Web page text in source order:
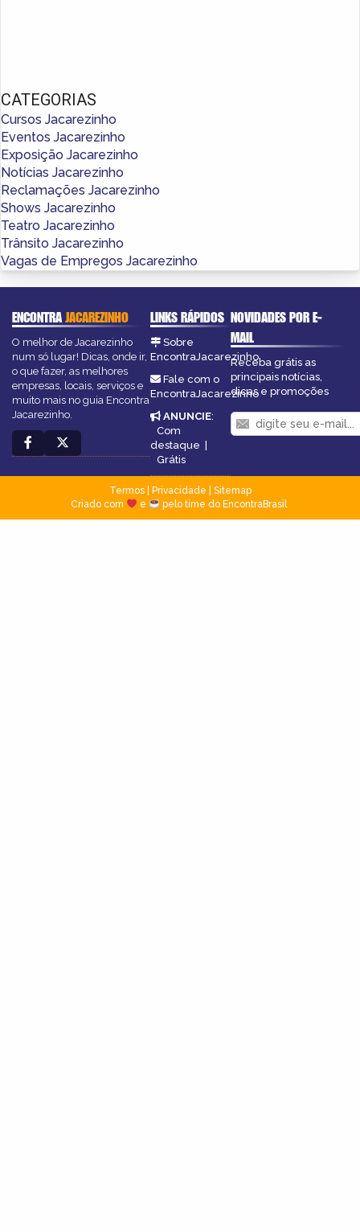
CATEGORIAS
Cursos Jacarezinho
Eventos Jacarezinho
Exposição Jacarezinho
Notícias Jacarezinho
Reclamações Jacarezinho
Shows Jacarezinho
Teatro Jacarezinho
Trânsito Jacarezinho
Vagas de Empregos Jacarezinho
ENCONTRAJACAREZINHO
O melhor de Jacarezinho
num só lugar! Dicas, onde ir,
o que fazer, as melhores
empresas, locais, serviços e
muito mais no guia Encontra
Jacarezinho.
LINKS RÁPIDOS
Sobre
EncontraJacarezinho
Fale com o
EncontraJacarezinho
ANUNCIE:
Com
destaque
Grátis
NOVIDADES POR E-
MAIL
Receba grátis as
principais notícias,
dicas e promoções
Termos| Privacidade
Sitemap
Criado com
e pelo time do EncontraBrasil